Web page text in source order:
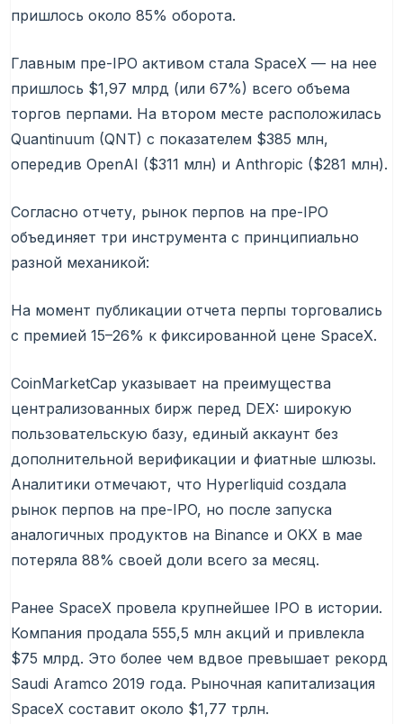
пришлось около 85% оборота.
Главным пре-IPO активом стала SpaceX — на нее
пришлось $1,97 млрд (или 67%) всего объема
торгов перпами. На втором месте расположилась
Quantinuum (QNT) с показателем $385 млн,
опередив OpenAI ($311 млн) и Anthropic ($281 млн).
Согласно отчету, рынок перпов на пре-IPO
объединяет три инструмента с принципиально
разной механикой:
На момент публикации отчета перпы торговались
с премией 15–26% к фиксированной цене SpaceX.
CoinMarketCap указывает на преимущества
централизованных бирж перед DEX: широкую
пользовательскую базу, единый аккаунт без
дополнительной верификации и фиатные шлюзы.
Аналитики отмечают, что Hyperliquid создала
рынок перпов на пре-IPO, но после запуска
аналогичных продуктов на Binance и OKX в мае
потеряла 88% своей доли всего за месяц.
Ранее SpaceX провела крупнейшее IPO в истории.
Компания продала 555,5 млн акций и привлекла
$75 млрд. Это более чем вдвое превышает рекорд
Saudi Aramco 2019 года. Рыночная капитализация
SpaceX составит около $1,77 трлн.